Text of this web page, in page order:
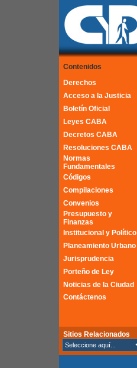
Contenidos
Derechos
Acceso a la Justicia
Boletín Oficial
Leyes CABA
Decretos CABA
Resoluciones CABA
Normas
Fundamentales
Códigos
Compilaciones
Convenios
Presupuesto y
Finanzas
Institucional y Político
Planeamiento Urbano
Jurisprudencia
Porteño de Ley
Noticias de la Ciudad
Contáctenos
Sitios Relacionados